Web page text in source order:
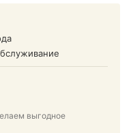
выгодное